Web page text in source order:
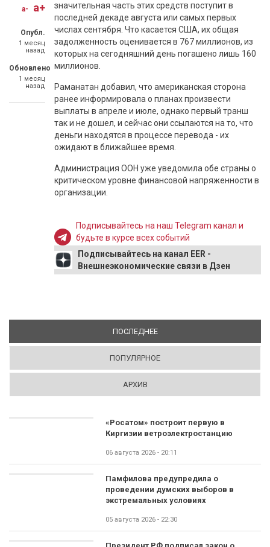
a- a+
Опубл.
1 месяц
назад
Обновлено
1 месяц
назад
значительная часть этих средств поступит в
последней декаде августа или самых первых
числах сентября. Что касается США, их общая
задолженность оценивается в 767 миллионов, из
которых на сегодняшний день погашено лишь 160
миллионов.
Раманатан добавил, что американская сторона
ранее информировала о планах произвести
выплаты в апреле и июле, однако первый транш
так и не дошел, и сейчас они ссылаются на то, что
деньги находятся в процессе перевода - их
ожидают в ближайшее время.
Администрация ООН уже уведомила обе страны о
критическом уровне финансовой напряженности в
организации.
Подписывайтесь на наш Telegram канал и
будьте в курсе всех событий
Подписывайтесь на канал EER -
Внешнеэкономические связи в Дзен
ПОСЛЕДНЕЕ(АКТИВНАЯ ВКЛАДКА)
ПОПУЛЯРНОЕ
АРХИВ
«Росатом» построит первую в
Киргизии ветроэлектростанцию
06 августа 2026 - 20:11
Памфилова предупредила о
проведении думских выборов в
экстремальных условиях
05 августа 2026 - 22:30